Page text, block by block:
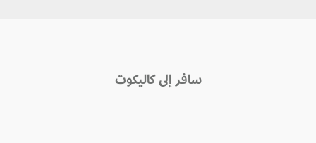
سافر إلى كاليكوت